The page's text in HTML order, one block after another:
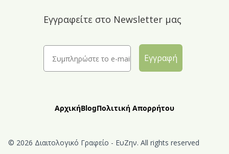
Εγγραφείτε στο Newsletter μας
Εγγραφή
ΑρχικήBlogΠολιτική Απορρήτου
© 2026 Διαιτολογικό Γραφείο - ΕυΖην. All rights reserved